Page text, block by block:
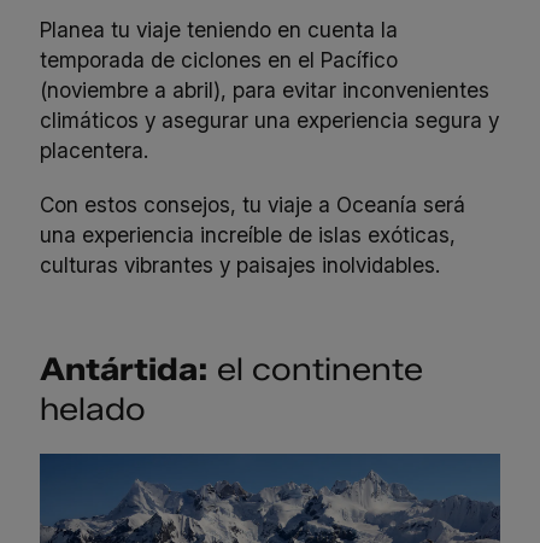
Planea tu viaje teniendo en cuenta la
temporada de ciclones en el Pacífico
(noviembre a abril), para evitar inconvenientes
climáticos y asegurar una experiencia segura y
placentera.
Con estos consejos, tu viaje a Oceanía será
una experiencia increíble de islas exóticas,
culturas vibrantes y paisajes inolvidables.
Antártida: el continente
helado